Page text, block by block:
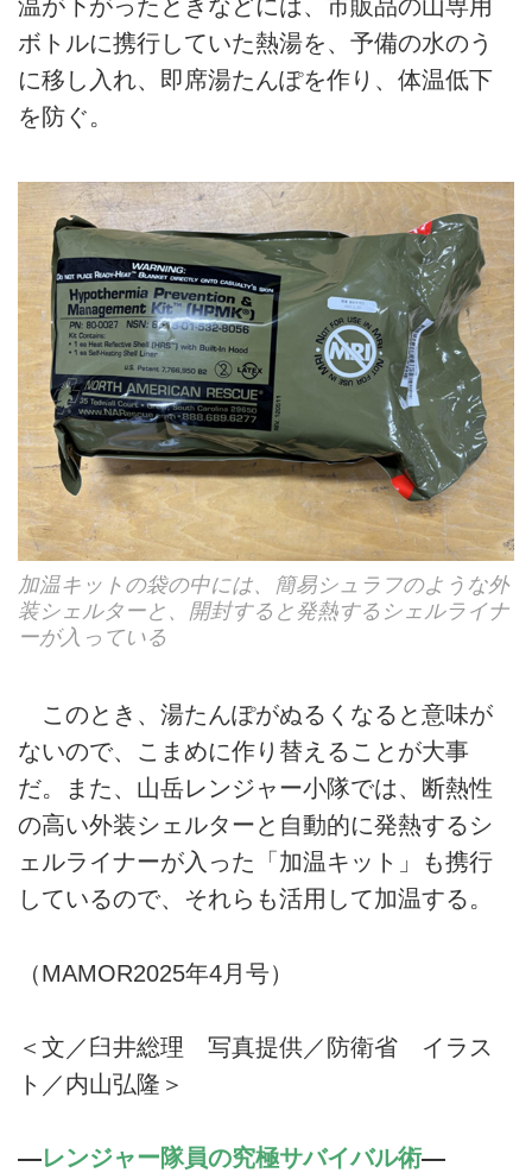
温が下がったときなどには、市販品の山専用
ボトルに携行していた熱湯を、予備の水のう
に移し入れ、即席湯たんぽを作り、体温低下
を防ぐ。
加温キットの袋の中には、簡易シュラフのような外
装シェルターと、開封すると発熱するシェルライナ
ーが入っている
このとき、湯たんぽがぬるくなると意味が
ないので、こまめに作り替えることが大事
だ。また、山岳レンジャー小隊では、断熱性
の高い外装シェルターと自動的に発熱するシ
ェルライナーが入った「加温キット」も携行
しているので、それらも活用して加温する。
（MAMOR2025年4月号）
＜文／臼井総理 写真提供／防衛省 イラス
ト／内山弘隆＞
―レンジャー隊員の究極サバイバル術―